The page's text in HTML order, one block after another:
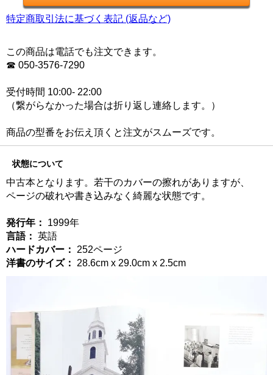
特定商取引法に基づく表記 (返品など)
この商品は電話でも注文できます。
☎ 050-3576-7290
受付時間 10:00- 22:00
（繋がらなかった場合は折り返し連絡します。）
商品の型番をお伝え頂くと注文がスムーズです。
状態について
中古本となります。若干のカバーの擦れがありますが、
ページの破れや書き込みなく綺麗な状態です。
発行年：
1999年
言語： 英語
ハードカバー：
252ページ
洋書のサイズ：
28.6cm x 29.0cm x 2.5cm